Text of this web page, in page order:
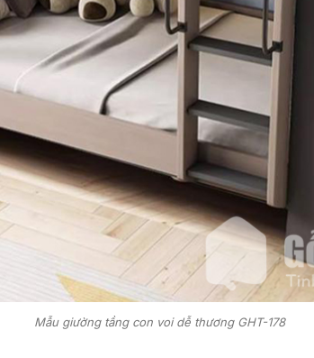
Mẫu giường tầng con voi dễ thương GHT-178